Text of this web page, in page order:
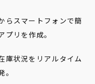
らスマートフォンで簡
リを作成。
庫状況をリアルタイム